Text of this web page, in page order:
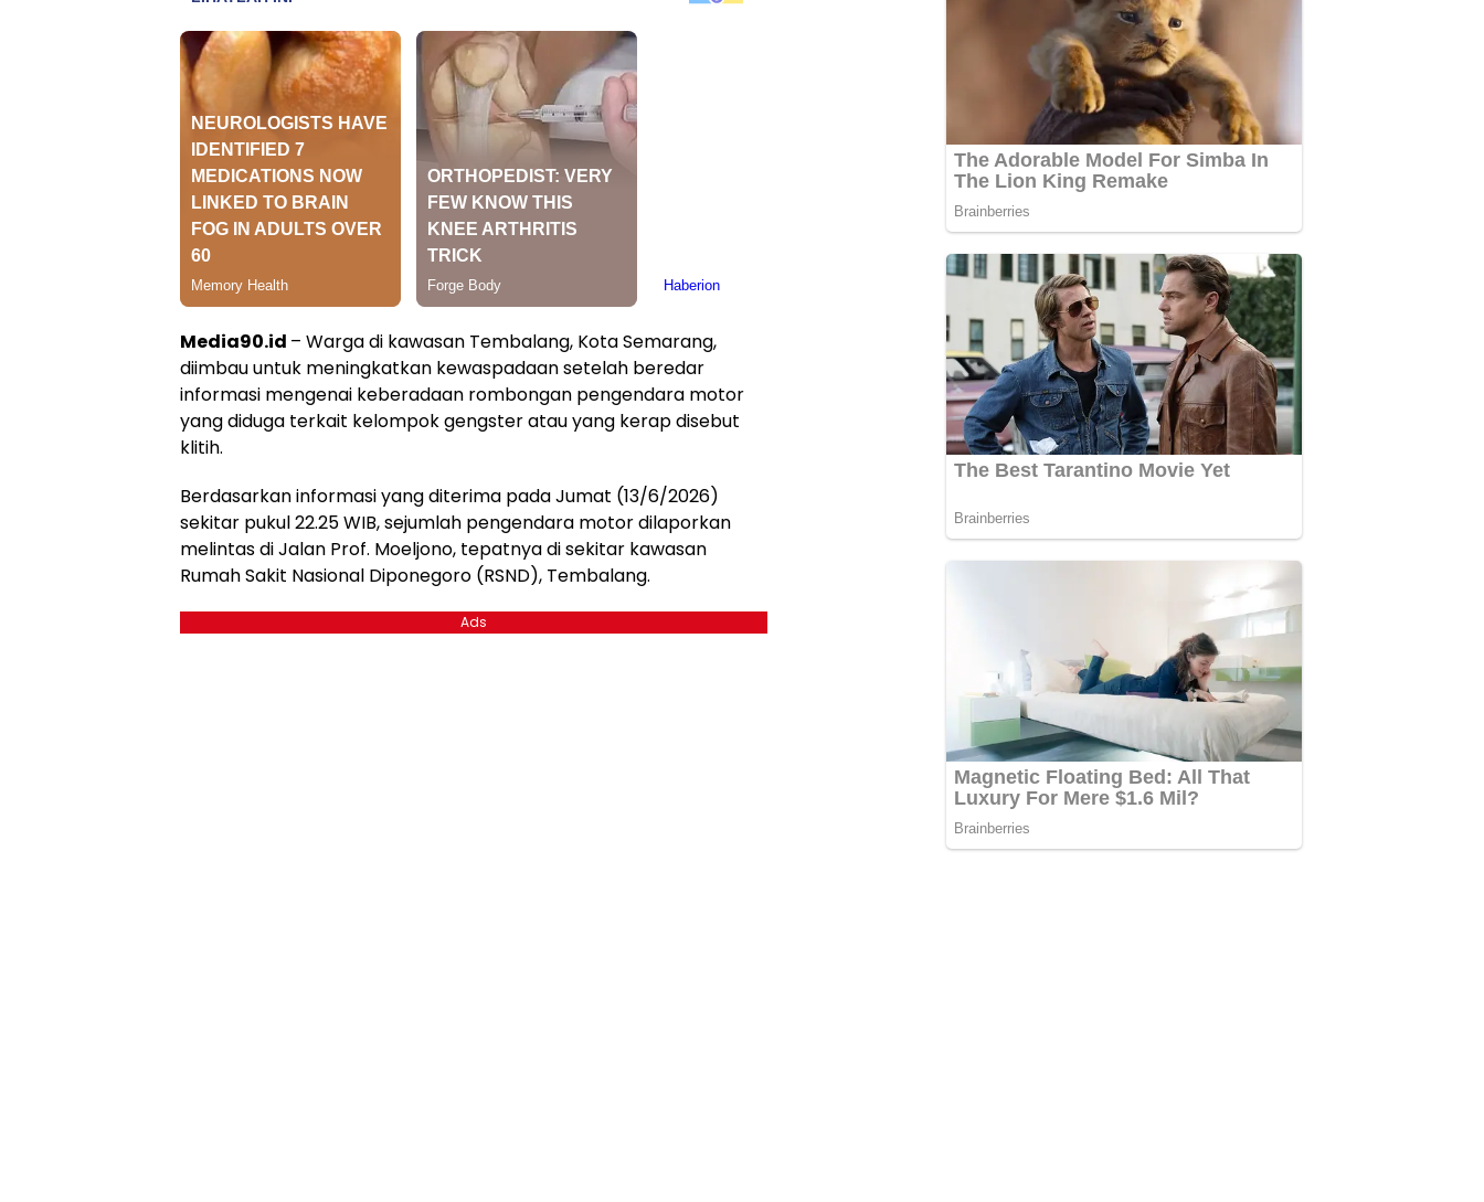
Media90.id – Warga di kawasan Tembalang, Kota Semarang,
diimbau untuk meningkatkan kewaspadaan setelah beredar
informasi mengenai keberadaan rombongan pengendara motor
yang diduga terkait kelompok gengster atau yang kerap disebut
klitih.
Berdasarkan informasi yang diterima pada Jumat (13/6/2026)
sekitar pukul 22.25 WIB, sejumlah pengendara motor dilaporkan
melintas di Jalan Prof. Moeljono, tepatnya di sekitar kawasan
Rumah Sakit Nasional Diponegoro (RSND), Tembalang.
Ads